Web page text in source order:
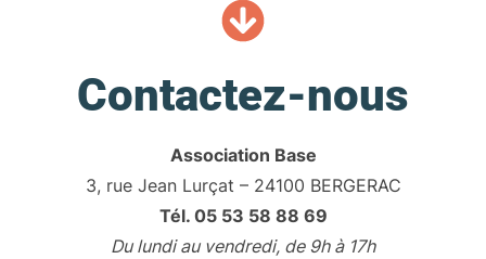
Contactez-nous
Association Base
3, rue Jean Lurçat – 24100 BERGERAC
Tél. 05 53 58 88 69
Du lundi au vendredi, de 9h à 17h